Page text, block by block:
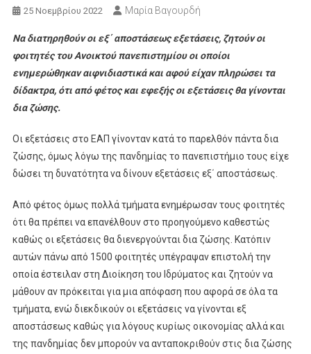
25 Νοεμβρίου 2022 Μαρία Βαγουρδή
Να διατηρηθούν οι εξ΄ αποστάσεως εξετάσεις, ζητούν οι
φοιτητές του Ανοικτού πανεπιστημίου οι οποίοι
ενημερώθηκαν αιφνιδιαστικά και αφού είχαν πληρώσει τα
δίδακτρα, ότι από φέτος και εφεξής οι εξετάσεις θα γίνονται
δια ζώσης.
Οι εξετάσεις στο ΕΑΠ γίνονταν κατά το παρελθόν πάντα δια
ζώσης, όμως λόγω της πανδημίας το πανεπιστήμιο τους είχε
δώσει τη δυνατότητα να δίνουν εξετάσεις εξ΄ αποστάσεως.
Από φέτος όμως πολλά τμήματα ενημέρωσαν τους φοιτητές
ότι θα πρέπει να επανέλθουν στο προηγούμενο καθεστώς
καθώς οι εξετάσεις θα διενεργούνται δια ζώσης. Κατόπιν
αυτών πάνω από 1500 φοιτητές υπέγραψαν επιστολή την
οποία έστειλαν στη Διοίκηση του Ιδρύματος και ζητούν να
μάθουν αν πρόκειται για μια απόφαση που αφορά σε όλα τα
τμήματα, ενώ διεκδικούν οι εξετάσεις να γίνονται εξ
αποστάσεως καθώς για λόγους κυρίως οικονομίας αλλά και
της πανδημίας δεν μπορούν να ανταποκριθούν στις δια ζώσης